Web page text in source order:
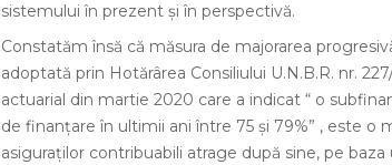
sistemului în prezent și în perspectivă.
Constatăm însă că măsura de majorarea
adoptată prin Hotărârea Consiliului U.N.B.R. nr.
actuarial din martie 2020 care a indicat “ o
de finanțare în ultimii ani între 75 și 79%” , este o
asiguraților contribuabili atrage după sine, pe